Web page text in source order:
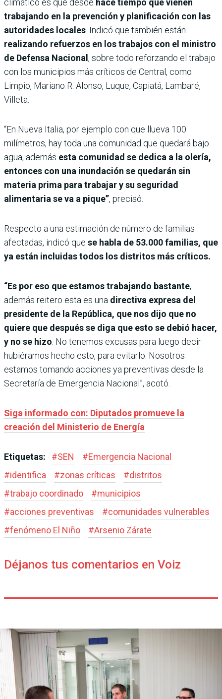
climático es que desde hace tiempo que vienen
trabajando en la prevención y planificación con las
autoridades locales. Indicó que también están
realizando refuerzos en los trabajos con el ministro
de Defensa Nacional , sobre todo reforzando el trabajo
con los municipios más críticos de Central, como
Limpio, Mariano R. Alonso, Luque, Capiatá, Lambaré,
Villeta.
“En Nueva Italia, por ejemplo con que llueva 100
milímetros, hay toda una comunidad que quedará bajo
agua, además esta comunidad se dedica a la olería,
entonces con una inundación se quedarán sin
materia prima para trabajar y su seguridad
alimentaria se va a pique”, precisó.
Respecto a una estimación de número de familias
afectadas, indicó que se habla de 53.000 familias, que
ya están incluidas todos los distritos más críticos.
“Es por eso que estamos trabajando bastante,
además reitero esta es una directiva expresa del
presidente de la República, que nos dijo que no
quiere que después se diga que esto se debió hacer,
y no se hizo. No tenemos excusas para luego decir
hubiéramos hecho esto, para evitarlo. Nosotros
estamos tomando acciones ya preventivas desde la
Secretaría de Emergencia Nacional”, acotó.
Siga informado con: Diputados promueve la
creación del Ministerio de Energía
Etiquetas: #SEN #Emergencia Nacional
#identifica #zonas críticas #distritos
#trabajo coordinado #municipios
#acciones preventivas #comunidades vulnerables
#fenómeno El Niño #Arsenio Zárate
Déjanos tus comentarios en Voiz